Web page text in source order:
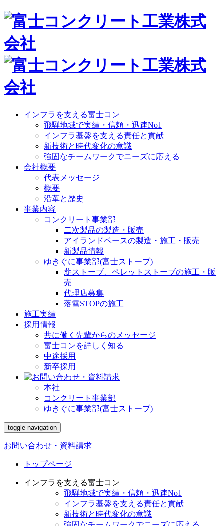
インフラを支える富士コン
飛騨地域で実績・信頼・迅速No1
インフラ基盤を支える責任と貢献
新技術と時代変化の意識
強固なチームワークでニーズに応える
会社概要
代表メッセージ
概要
沿革と歴史
事業内容
コンクリート事業部
二次製品の製造・販売
アイランドベースの製造・施工・販売
新製品情報
ゆきぐに事業部(富士ストーブ)
薪ストーブ、ペレットストーブの施工・販
売
代理店募集
落雪STOPの施工
施工実績
採用情報
共に働く先輩からのメッセージ
富士コンを詳しく知る
中途採用
新卒採用
本社
コンクリート事業部
ゆきぐに事業部(富士ストーブ)
toggle navigation
お問い合わせ・資料請求
トップページ
インフラを支える富士コン
飛騨地域で実績・信頼・迅速No1
インフラ基盤を支える責任と貢献
新技術と時代変化の意識